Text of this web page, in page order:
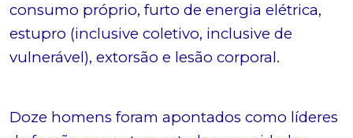
consumo próprio, furto de energia elétrica,
estupro (inclusive coletivo, inclusive de
vulnerável), extorsão e lesão corporal.
Doze homens foram apontados como líderes